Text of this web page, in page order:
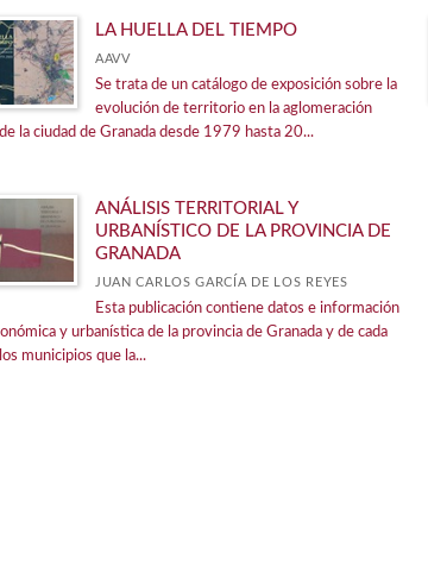
LA HUELLA DEL TIEMPO
AAVV
Se trata de un catálogo de exposición sobre la
evolución de territorio en la aglomeración
la ciudad de Granada desde 1979 hasta 20...
ANÁLISIS TERRITORIAL Y
URBANÍSTICO DE LA PROVINCIA DE
GRANADA
JUAN CARLOS GARCÍA DE LOS REYES
Esta publicación contiene datos e información
y urbanística de la provincia de Granada y de cada
municipios que la...